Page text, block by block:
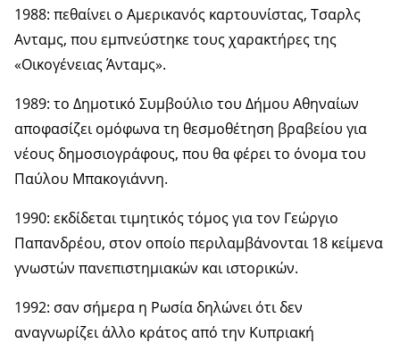
1988: πεθαίνει ο Αμερικανός καρτουνίστας, Τσαρλς
Ανταμς, που εμπνεύστηκε τους χαρακτήρες της
«Οικογένειας Άνταμς».
1989: το Δημοτικό Συμβούλιο του Δήμου Αθηναίων
αποφασίζει ομόφωνα τη θεσμοθέτηση βραβείου για
νέους δημοσιογράφους, που θα φέρει το όνομα του
Παύλου Μπακογιάννη.
1990: εκδίδεται τιμητικός τόμος για τον Γεώργιο
Παπανδρέου, στον οποίο περιλαμβάνονται 18 κείμενα
γνωστών πανεπιστημιακών και ιστορικών.
1992: σαν σήμερα η Ρωσία δηλώνει ότι δεν
αναγνωρίζει άλλο κράτος από την Κυπριακή